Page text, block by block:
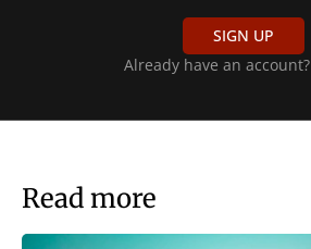
SIGN UP
Already have an account?
Read more